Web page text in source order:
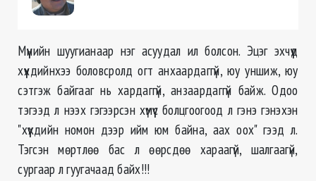
Мүүнийн шуугианаар нэг асуудал ил болсон. Эцэг эхчүүд
хүүхдийнхээ боловсролд огт анхаардаггүй, юу уншиж, юу
сэтгэж байгааг нь хардаггүй, анзаардаггүй байж. Одоо
тэгээд л нээх гэгээрсэн хүмүүс болцгоогоод л гэнэ гэнэхэн
"хүүхдийн номон дээр ийм юм байна, аах оох" гээд л.
Тэгсэн мөртлөө бас л өөрсдөө хараагүй, шалгаагүй,
сургаар л гуугачаад байх!!!